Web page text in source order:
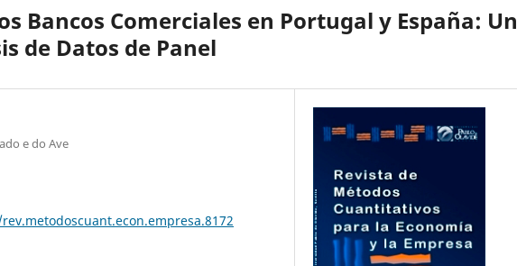
Bancos Comerciales en Portugal y España: Un
de Datos de Panel
e do Ave